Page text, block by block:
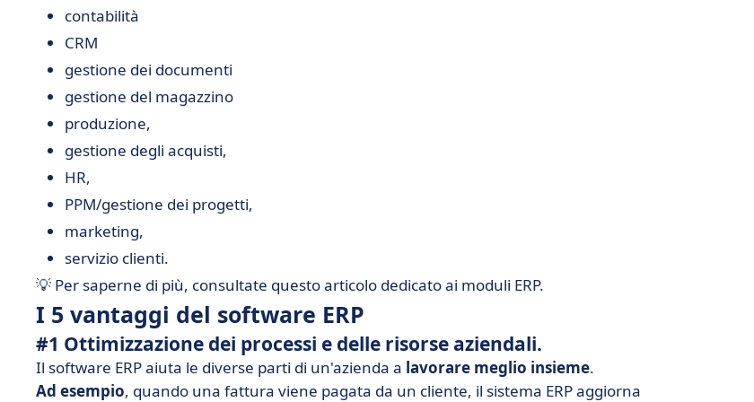
contabilità
CRM
gestione dei documenti
gestione del magazzino
produzione,
gestione degli acquisti,
HR,
PPM/gestione dei progetti,
marketing,
servizio clienti.
💡 Per saperne di più, consultate questo articolo dedicato ai moduli ERP.
I 5 vantaggi del software ERP
#1 Ottimizzazione dei processi e delle risorse aziendali.
Il software ERP aiuta le diverse parti di un'azienda a lavorare meglio insieme.
Ad esempio, quando una fattura viene pagata da un cliente, il sistema ERP aggiorna